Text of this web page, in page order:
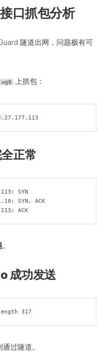
口抓包分析
隧道出网，问题极有可
wg0 上抓包：
正常
SYN
SYN, ACK
ACK
。
成功发送
317
过隧道。